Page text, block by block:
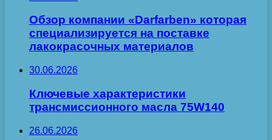
Обзор компании «Darfarben» которая
специализируется на поставке
лакокрасочных материалов
30.06.2026
Ключевые характеристики
трансмиссионного масла 75W140
26.06.2026